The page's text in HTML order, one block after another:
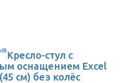
Кресло-стул с
оснащением Excel
см) без колёс